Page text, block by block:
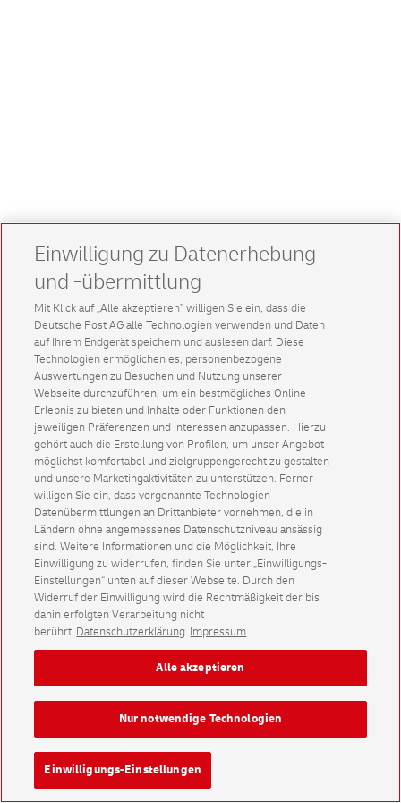
Einwilligung zu Datenerhebung
und -übermittlung
Mit Klick auf „Alle akzeptieren” willigen Sie ein, dass die
Deutsche Post AG alle Technologien verwenden und Daten
auf Ihrem Endgerät speichern und auslesen darf. Diese
Technologien ermöglichen es, personenbezogene
Auswertungen zu Besuchen und Nutzung unserer
Webseite durchzuführen, um ein bestmögliches Online-
Erlebnis zu bieten und Inhalte oder Funktionen den
jeweiligen Präferenzen und Interessen anzupassen. Hierzu
gehört auch die Erstellung von Profilen, um unser Angebot
möglichst komfortabel und zielgruppengerecht zu gestalten
und unsere Marketingaktivitäten zu unterstützen. Ferner
willigen Sie ein, dass vorgenannte Technologien
Datenübermittlungen an Drittanbieter vornehmen, die in
Ländern ohne angemessenes Datenschutzniveau ansässig
sind. Weitere Informationen und die Möglichkeit, Ihre
Einwilligung zu widerrufen, finden Sie unter „Einwilligungs-
Einstellungen“ unten auf dieser Webseite. Durch den
Widerruf der Einwilligung wird die Rechtmäßigkeit der bis
dahin erfolgten Verarbeitung nicht
berührt Datenschutzerklärung Impressum
Einwilligungs-Einstellungen
Nur notwendige Technologien
Alle akzeptieren